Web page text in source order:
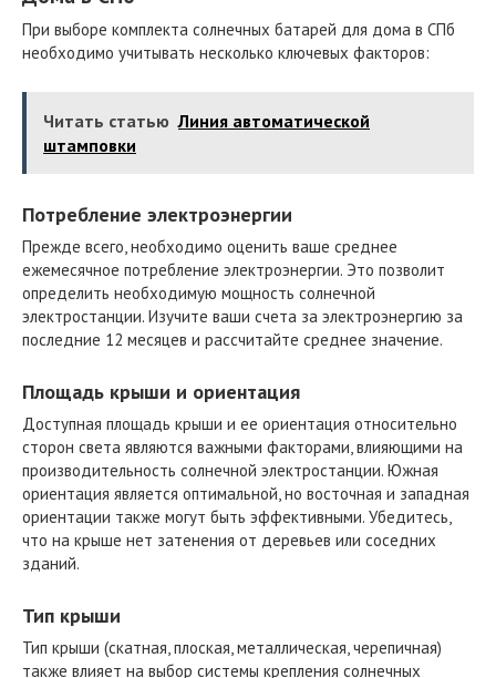
При выборе комплекта солнечных батарей для дома в СПб
необходимо учитывать несколько ключевых факторов:
Читать статью Линия автоматической
штамповки
Потребление электроэнергии
Прежде всего, необходимо оценить ваше среднее
ежемесячное потребление электроэнергии. Это позволит
определить необходимую мощность солнечной
электростанции. Изучите ваши счета за электроэнергию за
последние 12 месяцев и рассчитайте среднее значение.
Площадь крыши и ориентация
Доступная площадь крыши и ее ориентация относительно
сторон света являются важными факторами, влияющими на
производительность солнечной электростанции. Южная
ориентация является оптимальной, но восточная и западная
ориентации также могут быть эффективными. Убедитесь,
что на крыше нет затенения от деревьев или соседних
зданий.
Тип крыши
Тип крыши (скатная, плоская, металлическая, черепичная)
также влияет на выбор системы крепления солнечных